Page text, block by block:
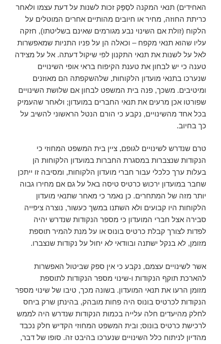
האחידים) תנאי המקנה לסַפָּק זכות לשנות על דעת עצמו ולאחר
כריתת החוזה, מחיר או חיובים מהותיים אחרים המוטלים על
הלקוח (זולת אם השינוי נבע מגורמים שאינם בשליטתו), חזקה
עליו שהוא תנאי מקפח – וכאלה הן על פניו התניות שמאפשרות
לאל על לשנות את תנאי התקנון לפי שיקול דעתה. אל על מצידה
טענה כי יש לבחון את טענת הקיפוח בראי אופי השינויים
שנערכו בתנאי מועדון הלקוחות, שלהשקפתה הם מאוזנים
ומיטיבים. משכך, פנה בית המשפט לבחון אם שלושת השינויים
שפורטו אכן מרעים את תנאי החברים במועדון; ולאחר שהעמיק
בכל אחד מהשינויים, נקבע כי הורם הנטל הראשוני להשיב על
כך בחיוב.
טרם שנדרש לשינויים לגופם, ציין בית המשפט המחוזי כי
הנקודות שנצברות במסגרת החברות במועדון הלקוחות הן
בעלות ערך כלכלי עבור חברי מועדון הלקוחות, ומסיבה זו ייתכן
שחבר במועדון ירכוש כרטיס טיסה באל על גם אם מחירו גבוה
יותר מזה של המתחרים. כן נאמר כי מאחר שתנאי מועדון
הלקוחות היו קבועים ולא השתנו במשך כעשור, נוצרה ציפייה
סבירה אצל חברי המועדון כי מספר הנקודות שנדרש יהיה
לפדות לצורך קבלת כרטיס בונוס או על מנת להמיר תוספת
מזומן, לא בנקל ישתנה ובוודאי לא יחול על נקודות שנצברו.
אשר לשינויים עצמם, נקבע כי אין ספק שביטול האפשרות
להארכת תוקף הנקודות ו-שינוי מספר הנקודות לתוספת
מזומן הרעו את תנאי המועדון. בשונה מכך, טיבו של שינוי מספר
הנקודות לכרטיס בונוס היה פחות מובהק, בהינתן שרק ביחס
לחלק מהיעדים חלה עלייה בכמות הנקודות שנדרש היה לממש
לרכישת כרטיס בונוס; ובית המשפט המחוזי הקדיש חלק נכבד
מהדיון לניתוח כלל השינויים שנערכו בהיבט זה. סופו של דבר,